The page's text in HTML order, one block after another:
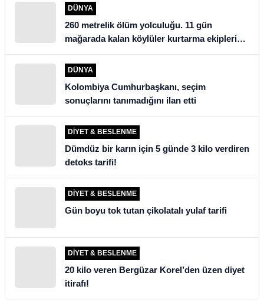
DÜNYA
260 metrelik ölüm yolculuğu. 11 gün
mağarada kalan köylüler kurtarma ekiplerini
şoke etti
DÜNYA
Kolombiya Cumhurbaşkanı, seçim
sonuçlarını tanımadığını ilan etti
DIYET & BESLENME
Dümdüz bir karın için 5 günde 3 kilo verdiren
detoks tarifi!
DIYET & BESLENME
Gün boyu tok tutan çikolatalı yulaf tarifi
DIYET & BESLENME
20 kilo veren Bergüzar Korel’den üzen diyet
itirafı!